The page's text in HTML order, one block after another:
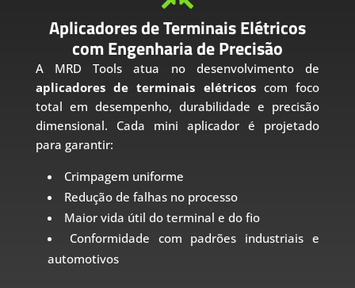
Aplicadores de Terminais Elétricos
com Engenharia de Precisão
A MRD Tools atua no desenvolvimento de
aplicadores de terminais elétricoscom foco
total em desempenho, durabilidade e precisão
dimensional. Cada mini aplicador é projetado
para garantir:
Crimpagem uniforme
Redução de falhas no processo
Maior vida útil do terminal e do fio
Conformidade com padrões industriais e
automotivos